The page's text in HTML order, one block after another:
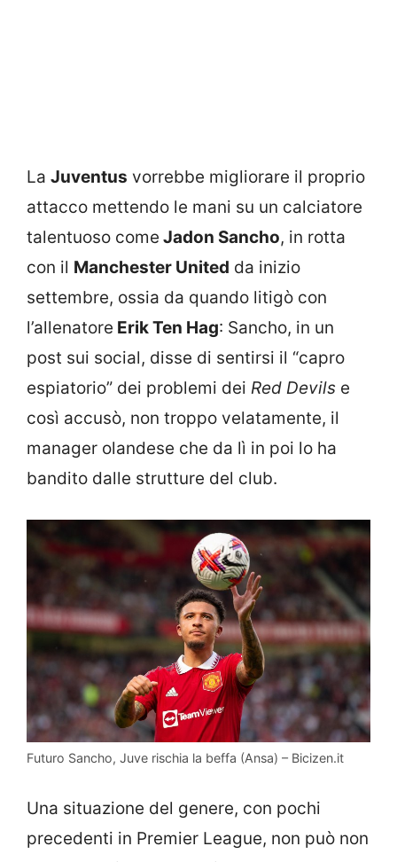
La Juventus vorrebbe migliorare il proprio
attacco mettendo le mani su un calciatore
talentuoso come Jadon Sancho, in rotta
con il Manchester United da inizio
settembre, ossia da quando litigò con
l’allenatore Erik Ten Hag: Sancho, in un
post sui social, disse di sentirsi il “capro
espiatorio” dei problemi dei Red Devils e
così accusò, non troppo velatamente, il
manager olandese che da lì in poi lo ha
bandito dalle strutture del club.
Futuro Sancho, Juve rischia la beffa (Ansa) – Bicizen.it
Una situazione del genere, con pochi
precedenti in Premier League, non può non